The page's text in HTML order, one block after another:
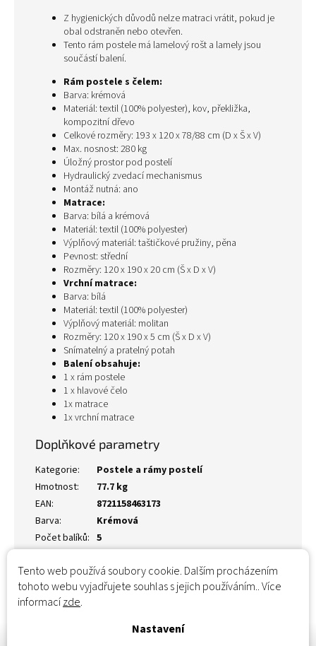
Tento web používá soubory cookie. Dalším procházením
tohoto webu vyjadřujete souhlas s jejich používáním.. Více
informacízde.
Nastavení
Z hygienických důvodů nelze matraci vrátit, pokud je
obal odstraněn nebo otevřen.
Tento rám postele má lamelový rošt a lamely jsou
součástí balení.
Rám postele s čelem:
Barva: krémová
Materiál: textil (100% polyester), kov, překližka,
kompozitní dřevo
Celkové rozměry: 193 x 120 x 78/88 cm (D x Š x V)
Max. nosnost: 280 kg
Úložný prostor pod postelí
Hydraulický zvedací mechanismus
Montáž nutná: ano
Matrace:
Barva: bílá a krémová
Materiál: textil (100% polyester)
Výplňový materiál: taštičkové pružiny, pěna
Pevnost: střední
Rozměry: 120 x 190 x 20 cm (Š x D x V)
Vrchní matrace:
Barva: bílá
Materiál: textil (100% polyester)
Výplňový materiál: molitan
Rozměry: 120 x 190 x 5 cm (Š x D x V)
Snímatelný a pratelný potah
Balení obsahuje:
1 x rám postele
1 x hlavové čelo
1x matrace
1x vrchní matrace
Doplňkové parametry
Kategorie:
Postele a rámy postelí
Hmotnost:
77.7 kg
EAN:
8721158463173
Barva:
Krémová
Počet balíků: 5